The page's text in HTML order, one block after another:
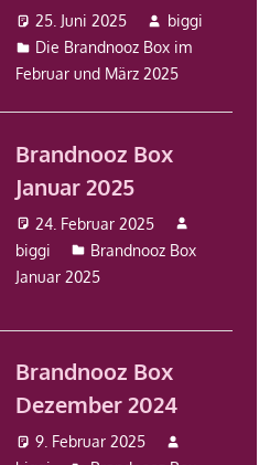
25. Juni 2025
biggi
Die Brandnooz Box im
Februar und März 2025
Brandnooz Box
Januar 2025
24. Februar 2025
biggi
Brandnooz Box
Januar 2025
Brandnooz Box
Dezember 2024
9. Februar 2025